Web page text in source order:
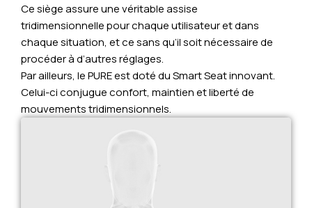
Ce siège assure une véritable assise
tridimensionnelle pour chaque utilisateur et dans
chaque situation, et ce sans qu’il soit nécessaire de
procéder à d’autres réglages.
Par ailleurs, le PURE est doté du Smart Seat innovant.
Celui-ci conjugue confort, maintien et liberté de
mouvements tridimensionnels.